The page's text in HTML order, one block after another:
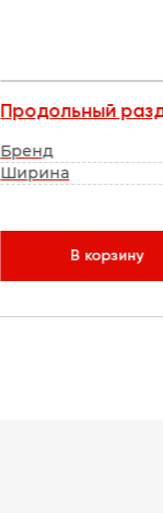
Продольный
Бренд
Ширина
В корзину